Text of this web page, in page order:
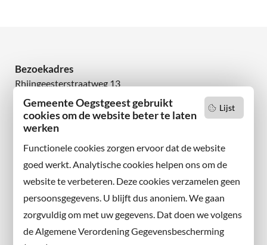
Lijst
Gemeente Oegstgeest gebruikt
cookies om de website beter te laten
werken
Functionele cookies zorgen ervoor dat de website
goed werkt. Analytische cookies helpen ons om de
website te verbeteren. Deze cookies verzamelen geen
persoonsgegevens. U blijft dus anoniem. We gaan
zorgvuldig om met uw gegevens. Dat doen we volgens
de Algemene Verordening Gegevensbescherming
Bezoekadres
Rhijngeesterstraatweg 13
2342 AN Oegstgeest
Wilt u niets missen?
en volg ons ook op sociale media.
Facebook
X
Instagram